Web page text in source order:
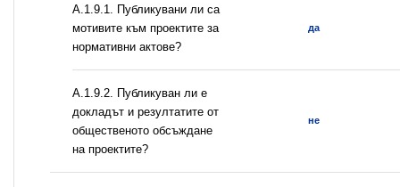
А.1.9.1. Публикувани ли са
мотивите към проектите за
нормативни актове?
да
А.1.9.2. Публикуван ли е
докладът и резултатите от
общественото обсъждане
на проектите?
не